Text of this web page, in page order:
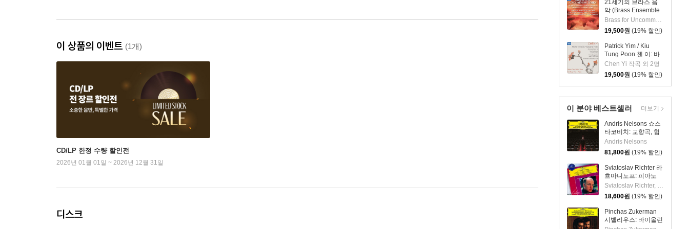
21세기의 브라스 음
악 (Brass Ensemble
Music - 21st Century)Brass for Uncommon Times 실내악
19,500원 (19% 할인)
Patrick Yim / Kiu
Tung Poon 첸 이: 바
이올린, 비올라, 피아
노 작품집 (Chen Yi:
Works For Violin,
Viola And Piano)
Chen Yi 작곡 외 2명
19,500원 (19% 할인)
이 분야 베스트셀러
Andris Nelsons 쇼스
타코비치: 교향곡, 협
주곡 (Shostakovich:
Symphonies,
Concertos, Lady
Macbeth of Mtsensk
District)
Andris Nelsons
81,800원 (19% 할인)
Sviatoslav Richter 라
흐마니노프: 피아노
협주곡 2번 / 차이코프
스키: 협주곡 1번
(Rachmaninov:
Piano Concerto No.2
/ Tchaikovsky: Piano
Concerto No.1)
Sviatoslav Richter, Herbert von Karajan
18,600원 (19% 할인)
Pinchas Zukerman
시벨리우스: 바이올린
더보기
이 상품의 이벤트 (1개)
CD/LP 한정 수량 할인전
2026년 01월 01일 ~ 2026년 12월 31일
디스크